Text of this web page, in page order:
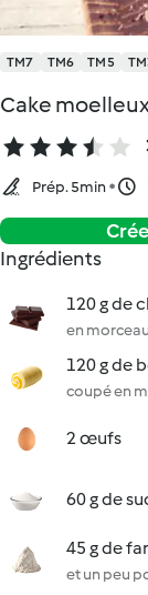
TM7 TM6 TM5
Cake
Prép. 5min
Ingrédients
120 g de
en
120 g de
coupé en
2 œufs
60 g de
45 g de
et un peu